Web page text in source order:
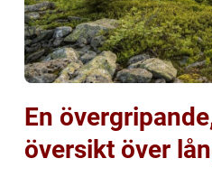
En
översikt över